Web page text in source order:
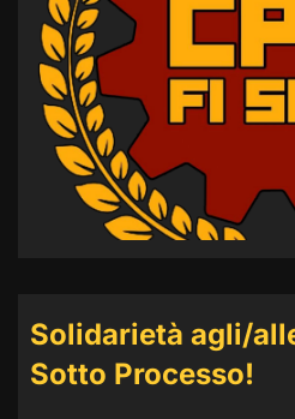
Solidarietà agli/
Sotto Processo!